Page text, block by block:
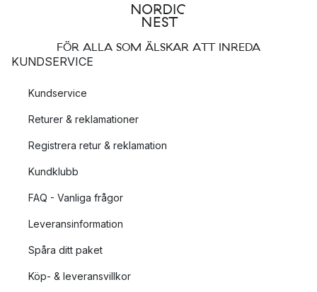
FÖR ALLA SOM ÄLSKAR ATT INREDA
KUNDSERVICE
Kundservice
Returer & reklamationer
Registrera retur & reklamation
Kundklubb
FAQ - Vanliga frågor
Leveransinformation
Spåra ditt paket
Köp- & leveransvillkor